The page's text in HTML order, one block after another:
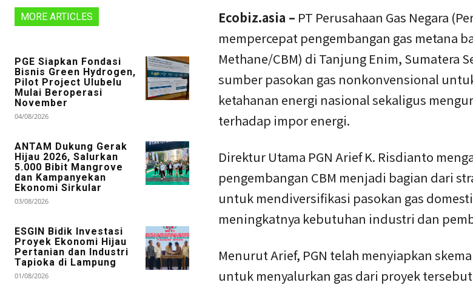
MORE ARTICLES
PGE Siapkan Fondasi
Bisnis Green Hydrogen,
Pilot Project Ulubelu
Mulai Beroperasi
November
04/08/2026
ANTAM Dukung Gerak
Hijau 2026, Salurkan
5.000 Bibit Mangrove
dan Kampanyekan
Ekonomi Sirkular
03/08/2026
ESGIN Bidik Investasi
Proyek Ekonomi Hijau
Pertanian dan Industri
Tapioka di Lampung
01/08/2026
Ecobiz.asia – PT Perusahaan Gas Negara
mempercepat pengembangan gas metana
Methane/CBM) di Tanjung Enim, Sumatera
sumber pasokan gas nonkonvensional
ketahanan energi nasional sekaligus
terhadap impor energi.
Direktur Utama PGN Arief K. Risdianto
pengembangan CBM menjadi bagian dari
untuk mendiversifikasi pasokan gas
meningkatnya kebutuhan industri dan
Menurut Arief, PGN telah menyiapkan
untuk menyalurkan gas dari proyek